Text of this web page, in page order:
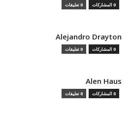
0 المشاركات 0 تعليقات
Alejandro Drayton
0 المشاركات 0 تعليقات
Alen Haus
0 المشاركات 0 تعليقات